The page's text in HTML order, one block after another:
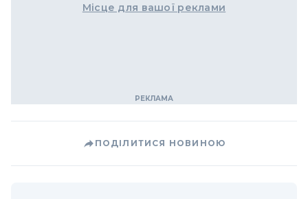
Місце для вашої реклами
ПОДІЛИТИСЯ НОВИНОЮ